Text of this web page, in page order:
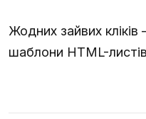
Жодних зайвих
шаблони HTML-